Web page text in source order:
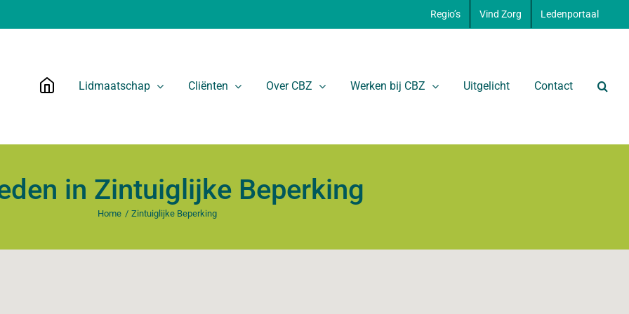
Regio’s Vind Zorg Ledenportaal
Lidmaatschap Cliënten Over CBZ Werken bij CBZ Uitgelicht Contact
in Zintuiglijke Beperking
Home Zintuiglijke Beperking